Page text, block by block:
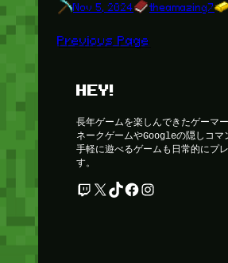
Nov 5, 2024
theamazing7
Previous Page
HEY!
長年ゲームを楽しんできたゲーマ
ネークゲームやGoogleの隠しコマ
手軽に遊べるゲームも日常的にプ
す。
Twitch X TikTok Facebook Instagram